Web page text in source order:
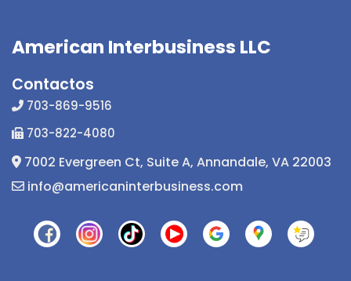
American Interbusiness LLC
Contactos
703-869-9516
703-822-4080
7002 Evergreen Ct, Suite A, Annandale, VA 22003
info@americaninterbusiness.com